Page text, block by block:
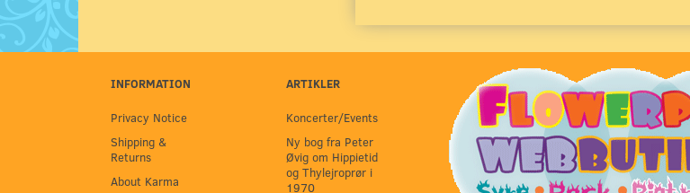
INFORMATION
Privacy Notice
Shipping &
Returns
About Karma
ARTIKLER
Koncerter/Events
Ny bog fra Peter
Øvig om Hippietid
og Thylejroprør i
1970